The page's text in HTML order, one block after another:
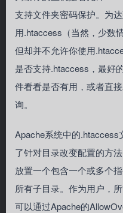
支持文件夹密码保护。为
用.htaccess（当然，少数
但却并不允许你使用
是否支持.htaccess，最好
件看看是否有用，或者直
询。
Apache系统中的.htaccess
了针对目录改变配置的方
放置一个包含一个或多个
所有子目录。作为用户，
可以通过Apache的